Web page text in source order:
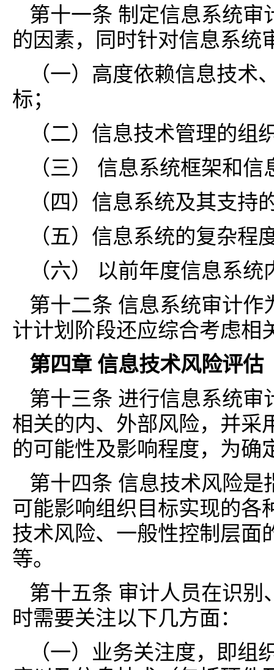
第十一条 制定信息系统
的因素，同时针对信息系统
（一）高度依赖信息技
标；
（二）信息技术管理的组
（三） 信息系统框架和
（四）信息系统及其支持
（五）信息系统的复杂程
（六） 以前年度信息系
第十二条 信息系统审计
计计划阶段还应综合考虑相
第四章 信息技术风险评估
第十三条 进行信息系统
相关的内、外部风险，并采
的可能性及影响程度，为确
第十四条 信息技术风险
可能影响组织目标实现的各
技术风险、一般性控制层面
等。
第十五条 审计人员在识
时需要关注以下几方面：
（一）业务关注度，即